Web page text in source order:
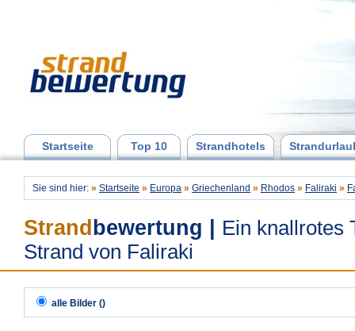
Startseite Top 10 Strandhotels
Sie sind hier: » Startseite » Europa » Griechenland » Rhodos » Faliraki »
Strand bewertung
Ein knallrotes
Strand von Faliraki
alle Bilder ()